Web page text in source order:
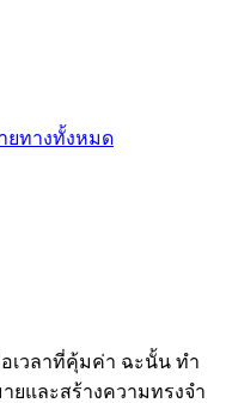
ยทางทั้งหมด
เวลาที่คุ้มค่า ฉะนั้น ทำ
ยและสร้างความทรงจำ